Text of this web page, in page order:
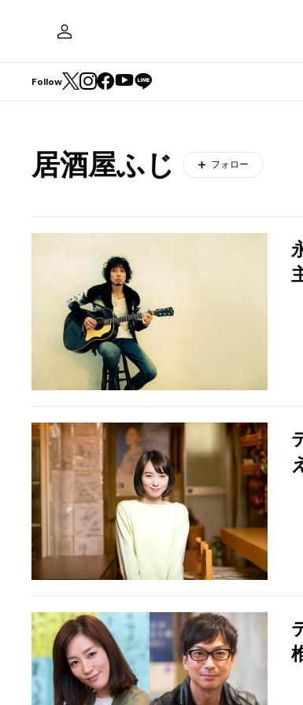
Follow
居酒屋ふじ フォロー